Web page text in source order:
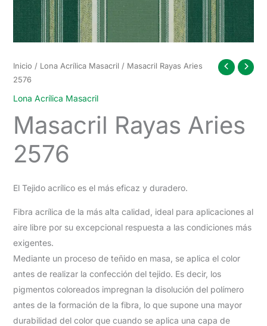
Inicio / Lona Acrílica Masacril / Masacril Rayas Aries
2576
Lona Acrílica Masacril
Masacril Rayas Aries
2576
El Tejido acrílico es el más eficaz y duradero.
Fibra acrílica de la más alta calidad, ideal para aplicaciones al
aire libre por su excepcional respuesta a las condiciones más
exigentes.
Mediante un proceso de teñido en masa, se aplica el color
antes de realizar la confección del tejido. Es decir, los
pigmentos coloreados impregnan la disolución del polímero
antes de la formación de la fibra, lo que supone una mayor
durabilidad del color que cuando se aplica una capa de